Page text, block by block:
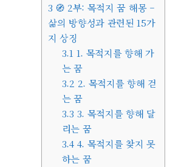
3 🧭 2부: 목적지 꿈 해몽 –
삶의 방향성과 관련된 15가
지 상징
3.1 1. 목적지를 향해 가
는 꿈
3.2 2. 목적지를 향해 걷
는 꿈
3.3 3. 목적지를 향해 달
리는 꿈
3.44. 목적지를 찾지 못
하는 꿈